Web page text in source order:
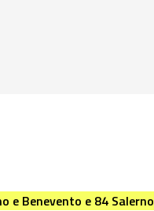
e Benevento e 84 Salerno